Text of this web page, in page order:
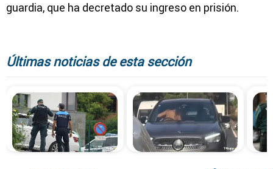
guardia, que ha decretado su ingreso en prisión.
Últimas noticias de esta sección